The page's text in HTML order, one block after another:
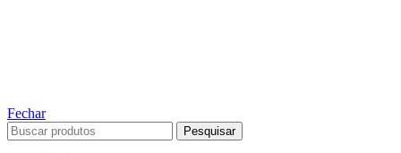
Fechar
Pesquisar